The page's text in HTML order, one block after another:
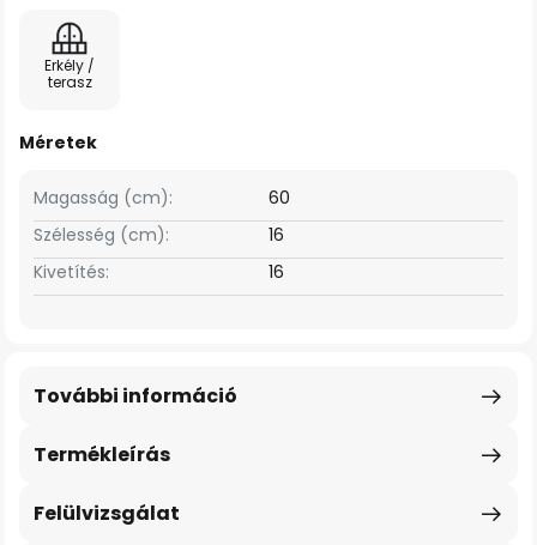
Erkély /
terasz
Méretek
Szélesség (cm): 16
Magasság (cm): 60
Kivetítés: 16
Termékleírás
További információ
Felülvizsgálat